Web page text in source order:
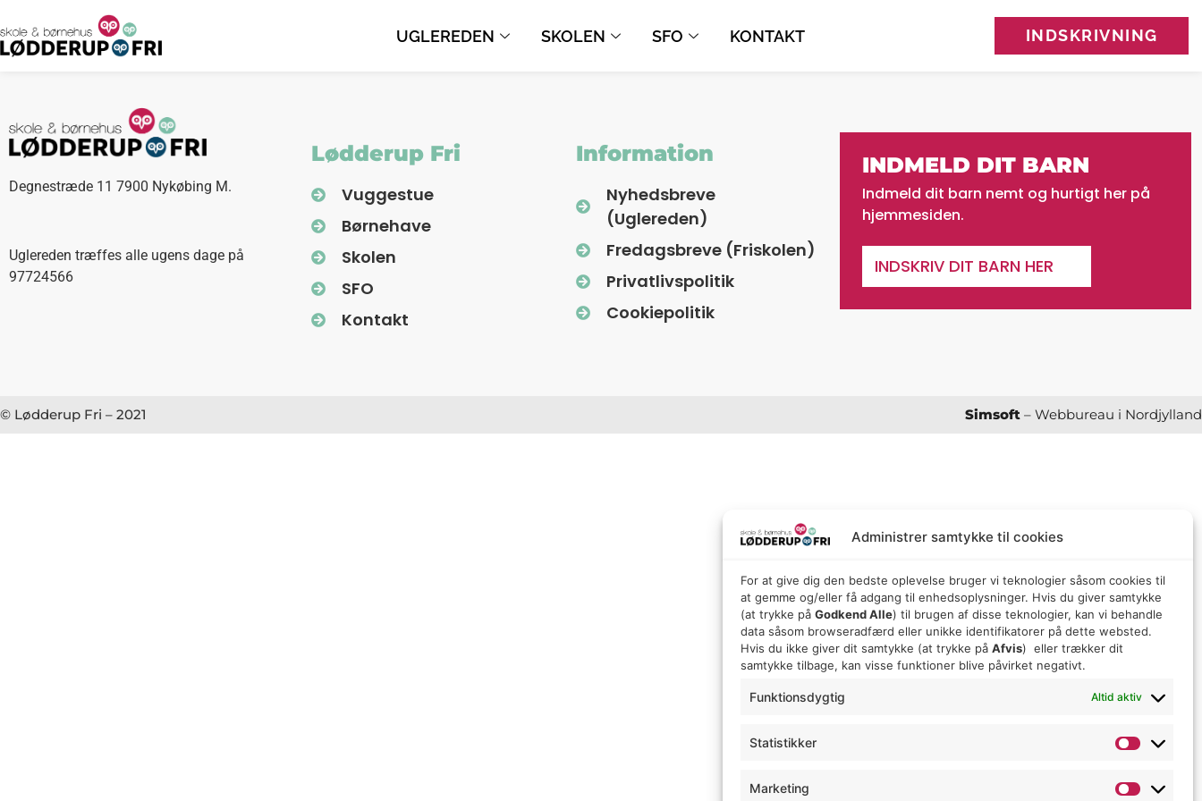
Administrer samtykke til cookies
For at give dig den bedste oplevelse bruger vi teknologier såsom cookies til
at gemme og/eller få adgang til enhedsoplysninger. Hvis du giver samtykke
(at trykke på Godkend Alle) til brugen af ​​disse teknologier, kan vi behandle
data såsom browseradfærd eller unikke identifikatorer på dette websted.
Hvis du ikke giver dit samtykke (at trykke på Afvis) eller trækker dit
samtykke tilbage, kan visse funktioner blive påvirket negativt.
Funktionsdygtig Altid aktiv
Statistikker
Marketing
UGLEREDEN SKOLEN SFO KONTAKT INDSKRIVNING
Degnestræde 11 7900 Nykøbing M.
Uglereden træffes alle ugens dage på
97724566
Lødderup Fri
Vuggestue
Børnehave
Skolen
SFO
Kontakt
Information
Nyhedsbreve
(Uglereden)
Fredagsbreve (Friskolen)
Privatlivspolitik
Cookiepolitik
INDMELD DIT BARN
Indmeld dit barn nemt og hurtigt her på
hjemmesiden.
INDSKRIV DIT BARN HER
© Lødderup Fri – 2021 Simsoft – Webbureau i Nordjylland